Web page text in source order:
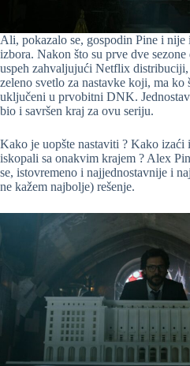
Ali, pokazalo se, gospodin Pine i
izbora. Nakon što su prve dve
uspeh zahvaljujući Netflix
zeleno svetlo za nastavke koji, ma ko
uključeni u prvobitni DNK.
bio i savršen kraj za ovu seriju.
Kako je uopšte nastaviti ? Kako izaći
iskopali sa onakvim krajem ? Alex
se, istovremeno i najjednostavnije i
ne kažem najbolje) rešenje.